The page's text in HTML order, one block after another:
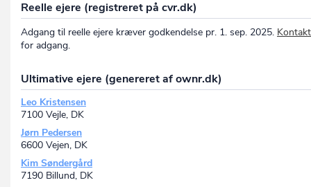
Reelle ejere (registreret på cvr.dk)
Adgang til reelle ejere kræver godkendelse pr. 1. sep. 2025.
for adgang.
Ultimative ejere (genereret af ownr.dk)
Leo Kristensen
7100 Vejle, DK
Jørn Pedersen
6600 Vejen, DK
Kim Søndergård
7190 Billund, DK